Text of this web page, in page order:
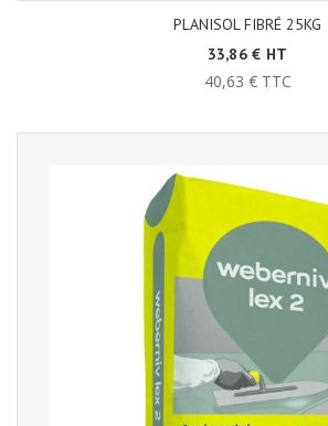
PLANISOL FIBRÉ 25KG
33,86 € HT
40,63 € TTC